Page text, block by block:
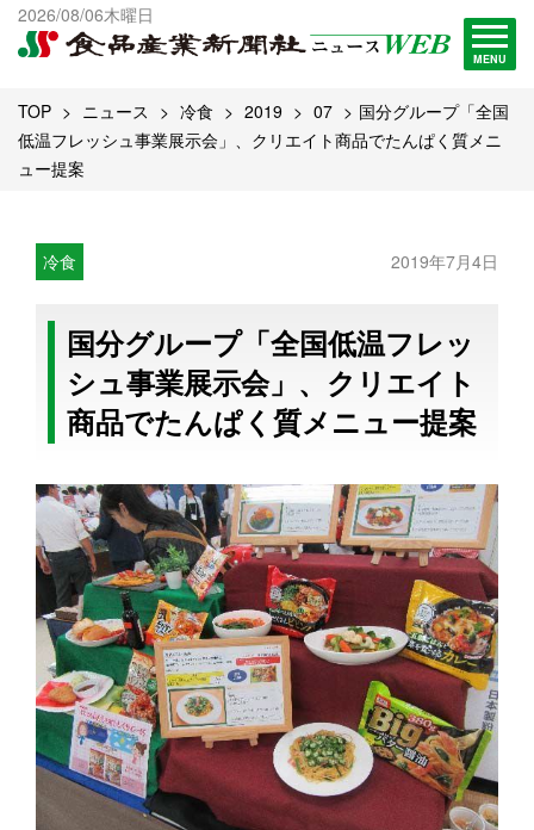
2026/08/06木曜日
MENU
出版物一覧へ
試読・購読申し込み
TOP ニュース 冷食 2019 07
国分グループ「全国
低温フレッシュ事業展示会」、クリエイト商品でたんぱく質メニ
ュー提案
冷食 2019年7月4日
国分グループ「全国低温フレッ
シュ事業展示会」、クリエイト
商品でたんぱく質メニュー提案